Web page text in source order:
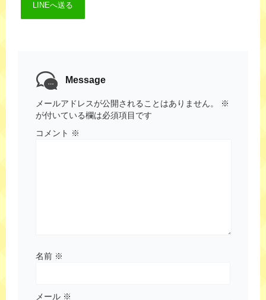
LINEへ送る
Message
メールアドレスが公開されることはありません。
※
が付いている欄は必須項目です
コメント ※
名前 ※
メール ※